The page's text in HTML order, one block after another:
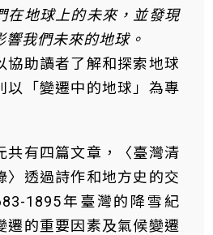
在地球上的未來，並發現
我們未來的地球。
協助讀者了解和探索地球
以「變遷中的地球」為專
共有四篇文章，〈臺灣清
〉透過詩作和地方史的交
1895年臺灣的降雪紀
遷的重要因素及氣候變遷